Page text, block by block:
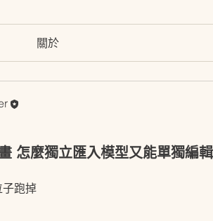
關於
怎麼獨立匯入模型又能單獨編輯
跑掉